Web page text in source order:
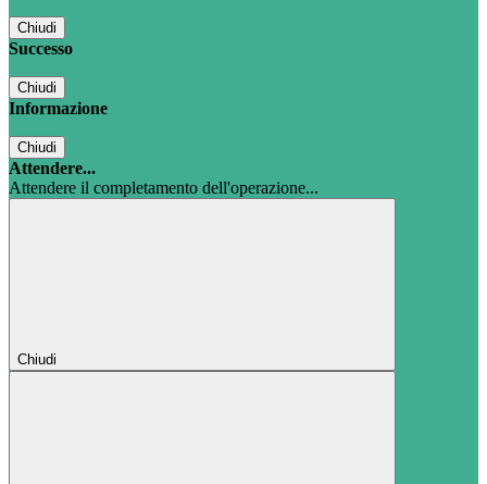
Chiudi
Successo
Chiudi
Informazione
Chiudi
Attendere...
Attendere il completamento dell'operazione...
Chiudi